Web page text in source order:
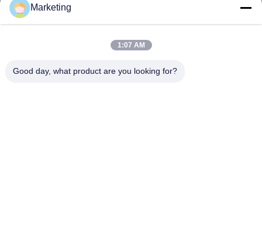
marketing@hwashi.com
Marketing
1:07 AM
Good day, what product are you looking for?